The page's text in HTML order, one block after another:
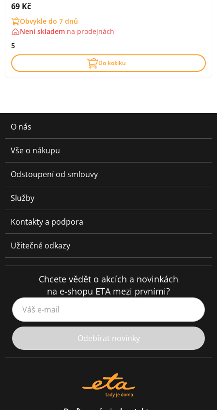
Cena s DPH:
69 Kč
Obvykle do 7 dnů
Není skladem na prodejnách
5
Do košíku
O nás
Vše o nákupu
Odstoupení od smlouvy
Služby
Kontakty a podpora
Užitečné odkazy
Chcete vědět o akcích a novinkách
na e-shopu ETA mezi prvními?
Váš e-mail
Odebírat novinky